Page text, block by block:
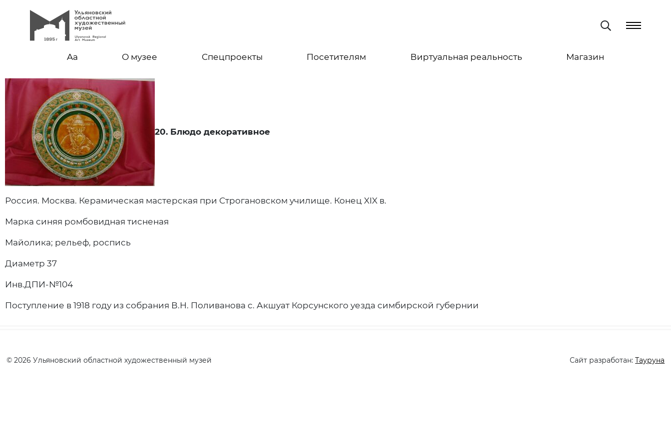
Aa О музее Спецпроекты Посетителям Виртуальная реальность Магазин
20. Блюдо декоративное
Россия. Москва. Керамическая мастерская при Строгановском училище. Конец XIX в.
Марка синяя ромбовидная тисненая
Майолика; рельеф, роспись
Диаметр 37
Инв.ДПИ-№104
Поступление в 1918 году из собрания В.Н. Поливанова с. Акшуат Корсунского уезда симбирской губернии
© 2026 Ульяновский областной художественный музей Сайт разработан:Тауруна